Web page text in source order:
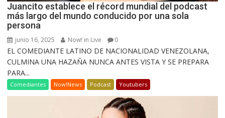
Juancito establece el récord mundial del podcast
más largo del mundo conducido por una sola
persona
junio 16, 2025 Now! in Live 0
EL COMEDIANTE LATINO DE NACIONALIDAD VENEZOLANA,
CULMINA UNA HAZAÑA NUNCA ANTES VISTA Y SE PREPARA
PARA...
Comediantes Now!News Podcast Youtubers